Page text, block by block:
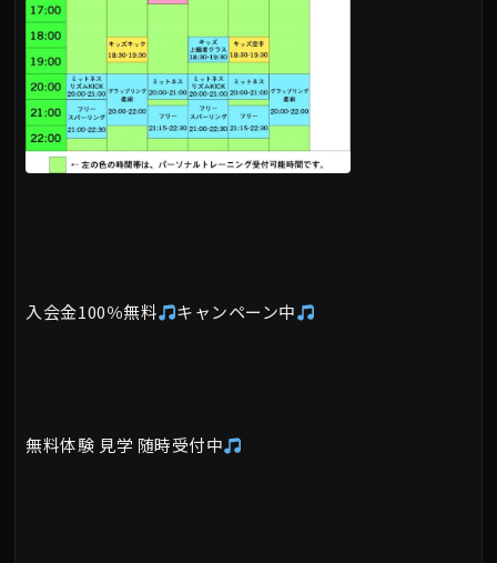
入会金100％無料 キャンペーン中
無料体験 見学 随時受付中